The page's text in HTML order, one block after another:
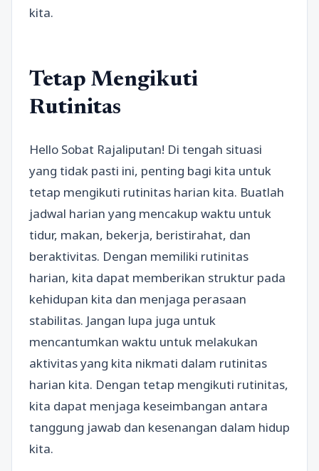
kita.
Tetap Mengikuti
Rutinitas
Hello Sobat Rajaliputan! Di tengah situasi
yang tidak pasti ini, penting bagi kita untuk
tetap mengikuti rutinitas harian kita. Buatlah
jadwal harian yang mencakup waktu untuk
tidur, makan, bekerja, beristirahat, dan
beraktivitas. Dengan memiliki rutinitas
harian, kita dapat memberikan struktur pada
kehidupan kita dan menjaga perasaan
stabilitas. Jangan lupa juga untuk
mencantumkan waktu untuk melakukan
aktivitas yang kita nikmati dalam rutinitas
harian kita. Dengan tetap mengikuti rutinitas,
kita dapat menjaga keseimbangan antara
tanggung jawab dan kesenangan dalam hidup
kita.